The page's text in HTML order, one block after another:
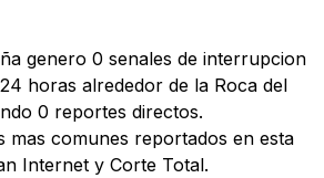
genero 0 senales de interrupcion
horas alrededor de la Roca del
0 reportes directos.
mas comunes reportados en esta
Internet y Corte Total.